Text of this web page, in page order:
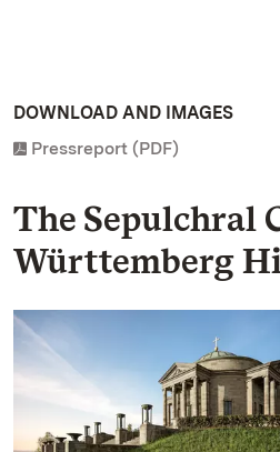
DOWNLOAD AND IMAGES
Pressreport (PDF)
The Sepulchral
Württemberg